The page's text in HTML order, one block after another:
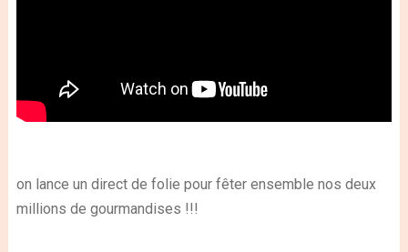
on lance un direct de folie pour fêter ensemble nos deux
millions de gourmandises !!!